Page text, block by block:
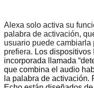
Alexa solo activa su
palabra de activación,
usuario puede cambiarla
prefiera. Los
incorporada llamada
que combina el audio
la palabra de activación.